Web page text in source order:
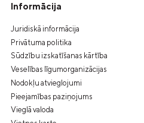
Informācija
Juridiskā informācija
Privātuma politika
Sūdzību izskatīšanas kārtība
Veselības līgumorganizācijas
Nodokļu atvieglojumi
Pieejamības paziņojums
Vieglā valoda